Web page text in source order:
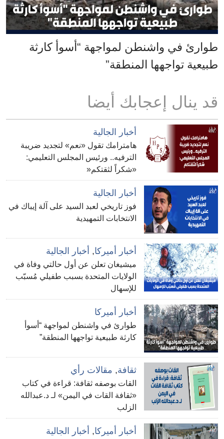
طوارئ في واشنطن لمواجهة “أسوأ كارثة
طبيعية تواجهها المنطقة”
قد ينال إعجابك أيضا
أخبار الجالية
هامترامك تقول «نعم» لتجديد ضريبة
الترفيه.. ورئيس المجلس التعليمي:
«شكراً لثقتكم«
أخبار الجالية
فوز تاريخي لعبد السيد على آلة إيباك في
الانتخابات التمهيدية
أخبار أميركا, أخبار الجالية
ميشيغان تعلن عن أول حالتي وفاة في
الولايات المتحدة بسبب طفيلي مُسبّب
للإسهال
أخبار أميركا
طوارئ في واشنطن لمواجهة “أسوأ
كارثة طبيعية تواجهها المنطقة”
ثقافة, مقالات رأي
القات بوصفه ثقافة: قراءة في كتاب
«ثقافة القات في اليمن» لـ د.عبدالله
الزلب
أخبار أميركا, أخبار الجالية